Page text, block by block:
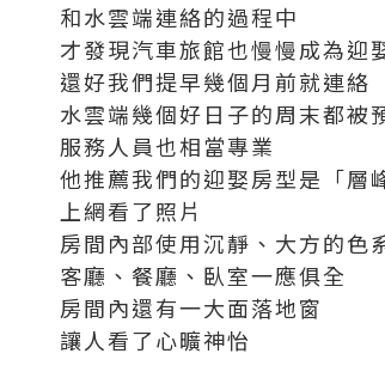
和水雲端連絡的過程中
才發現汽車旅館也慢慢成為迎
還好我們提早幾個月前就連絡
水雲端幾個好日子的周末都被
服務人員也相當專業
他推薦我們的迎娶房型是「層
上網看了照片
房間內部使用沉靜、大方的色
客廳、餐廳、臥室一應俱全
房間內還有一大面落地窗
讓人看了心曠神怡